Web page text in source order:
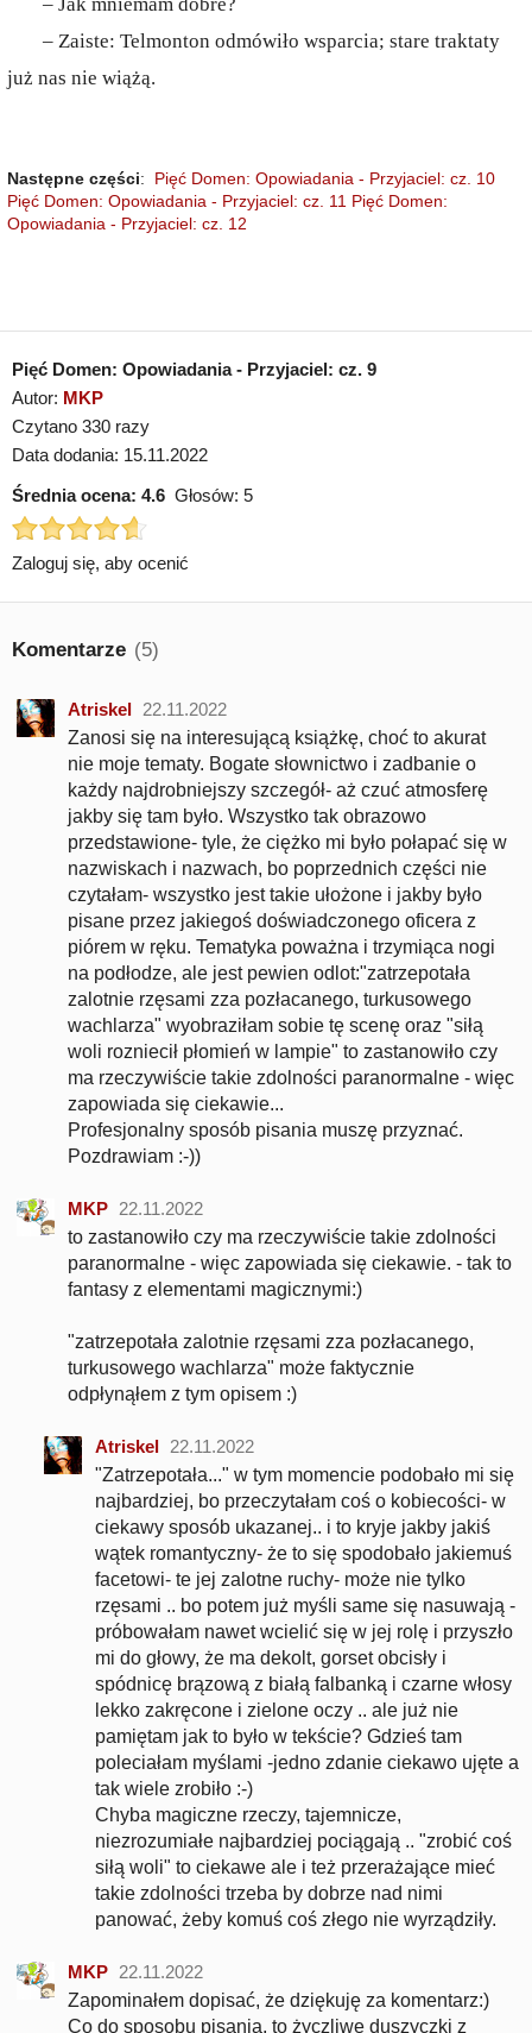
– Zaiste: Telmonton odmówiło wsparcia; stare traktaty
już nas nie wiążą.
Następne części: Pięć Domen: Opowiadania - Przyjaciel: cz. 10
Pięć Domen: Opowiadania - Przyjaciel: cz. 11 Pięć Domen:
Opowiadania - Przyjaciel: cz. 12
Pięć Domen: Opowiadania - Przyjaciel: cz. 9
Autor: MKP
Czytano 330 razy
Data dodania: 15.11.2022
Średnia ocena: 4.6 Głosów: 5
Zaloguj się, aby ocenić
Komentarze (5)
Atriskel 22.11.2022
Zanosi się na interesującą książkę, choć to akurat
nie moje tematy. Bogate słownictwo i zadbanie o
każdy najdrobniejszy szczegół- aż czuć atmosferę
jakby się tam było. Wszystko tak obrazowo
przedstawione- tyle, że ciężko mi było połapać się w
nazwiskach i nazwach, bo poprzednich części nie
czytałam- wszystko jest takie ułożone i jakby było
pisane przez jakiegoś doświadczonego oficera z
piórem w ręku. Tematyka poważna i trzymiąca nogi
na podłodze, ale jest pewien odlot:"zatrzepotała
zalotnie rzęsami zza pozłacanego, turkusowego
wachlarza" wyobraziłam sobie tę scenę oraz "siłą
woli rozniecił płomień w lampie" to zastanowiło czy
ma rzeczywiście takie zdolności paranormalne - więc
zapowiada się ciekawie...
Profesjonalny sposób pisania muszę przyznać.
Pozdrawiam :-))
MKP 22.11.2022
to zastanowiło czy ma rzeczywiście takie zdolności
paranormalne - więc zapowiada się ciekawie. - tak to
fantasy z elementami magicznymi:)
"zatrzepotała zalotnie rzęsami zza pozłacanego,
turkusowego wachlarza" może faktycznie
odpłynąłem z tym opisem :)
Atriskel 22.11.2022
"Zatrzepotała..." w tym momencie podobało mi się
najbardziej, bo przeczytałam coś o kobiecości- w
ciekawy sposób ukazanej.. i to kryje jakby jakiś
wątek romantyczny- że to się spodobało jakiemuś
facetowi- te jej zalotne ruchy- może nie tylko
rzęsami .. bo potem już myśli same się nasuwają -
próbowałam nawet wcielić się w jej rolę i przyszło
mi do głowy, że ma dekolt, gorset obcisły i
spódnicę brązową z białą falbanką i czarne włosy
lekko zakręcone i zielone oczy .. ale już nie
pamiętam jak to było w tekście? Gdzieś tam
poleciałam myślami -jedno zdanie ciekawo ujęte a
tak wiele zrobiło :-)
Chyba magiczne rzeczy, tajemnicze,
niezrozumiałe najbardziej pociągają .. "zrobić coś
siłą woli" to ciekawe ale i też przerażające mieć
takie zdolności trzeba by dobrze nad nimi
panować, żeby komuś coś złego nie wyrządziły.
MKP 22.11.2022
Zapominałem dopisać, że dziękuję za komentarz:)
Co do sposobu pisania, to życzliwe duszyczki z